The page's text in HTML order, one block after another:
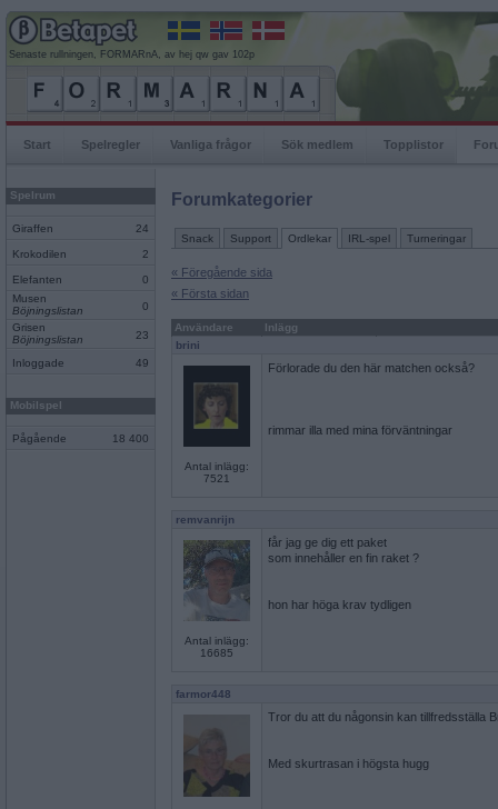
Senaste rullningen, FORMARnA, av hej qw gav 102p
Start Spelregler Vanliga frågor Sök medlem Topplistor
Spelrum
Giraffen 24
Krokodilen 2
Elefanten
0
Musen
Böjningslistan
0
Grisen
Böjningslistan
23
Inloggade 49
Mobilspel
Pågående 18 400
Forumkategorier
Snack Support Ordlekar IRL-spel Turneringar
« Föregående sida
« Första sidan
Användare
Inlägg
brini
Antal inlägg:
7521
Förlorade du den här matchen också?
rimmar illa med mina förväntningar
remvanrijn
Antal inlägg:
16685
får jag ge dig ett paket
som innehåller en fin raket ?
hon har höga krav tydligen
farmor448
Tror du att du någonsin kan tillfredsställa
Med skurtrasan i högsta hugg